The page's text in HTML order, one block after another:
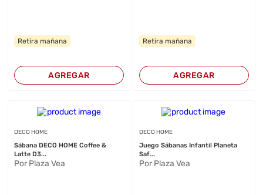
Retira mañana
AGREGAR
Retira mañana
AGREGAR
DECO HOME
Sábana DECO HOME Coffee &
Latte D3...
Por Plaza Vea
DECO HOME
Juego Sábanas Infantil Planeta
Saf...
Por Plaza Vea